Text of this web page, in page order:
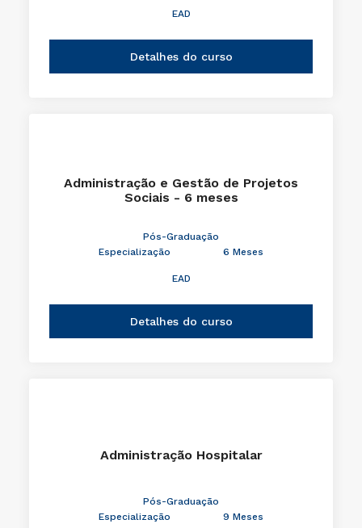
EAD
Detalhes do curso
Administração e Gestão de Projetos
Sociais - 6 meses
Pós-Graduação
Especialização
6 Meses
EAD
Detalhes do curso
Administração Hospitalar
Pós-Graduação
Especialização
9 Meses